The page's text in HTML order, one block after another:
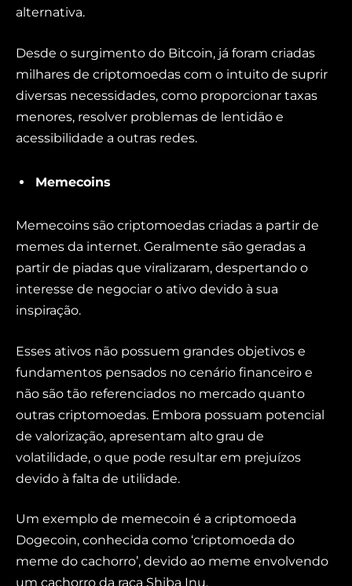
alternativa.
Desde o surgimento do Bitcoin, já foram criadas
milhares de criptomoedas com o intuito de suprir
diversas necessidades, como proporcionar taxas
menores, resolver problemas de lentidão e
acessibilidade a outras redes.
Memecoins
Memecoins são criptomoedas criadas a partir de
memes da internet. Geralmente são geradas a
partir de piadas que viralizaram, despertando o
interesse de negociar o ativo devido à sua
inspiração.
Esses ativos não possuem grandes objetivos e
fundamentos pensados no cenário financeiro e
não são tão referenciados no mercado quanto
outras criptomoedas. Embora possuam potencial
de valorização, apresentam alto grau de
volatilidade, o que pode resultar em prejuízos
devido à falta de utilidade.
Um exemplo de memecoin é a criptomoeda
Dogecoin, conhecida como ‘criptomoeda do
meme do cachorro’, devido ao meme envolvendo
um cachorro da raça Shiba Inu.